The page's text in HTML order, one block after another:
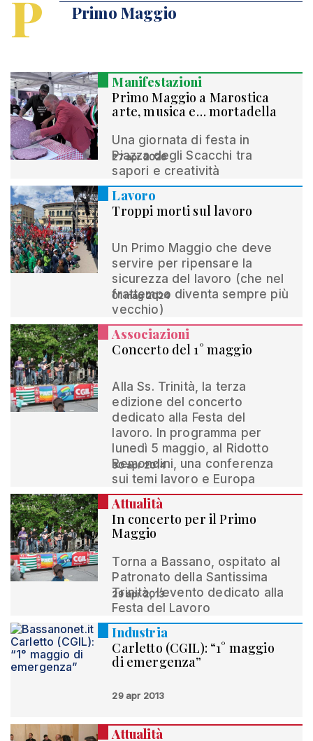
P Primo Maggio
Manifestazioni
Primo Maggio a Marostica
arte, musica e… mortadella
Una giornata di festa in
Piazza degli Scacchi tra
sapori e creatività
27 apr 2026
Lavoro
Troppi morti sul lavoro
Un Primo Maggio che deve
servire per ripensare la
sicurezza del lavoro (che nel
frattempo diventa sempre più
vecchio)
01 mag 2024
Associazioni
Concerto del 1° maggio
Alla Ss. Trinità, la terza
edizione del concerto
dedicato alla Festa del
lavoro. In programma per
lunedì 5 maggio, al Ridotto
Remondini, una conferenza
sui temi lavoro e Europa
30 apr 2014
Attualità
In concerto per il Primo
Maggio
Torna a Bassano, ospitato al
Patronato della Santissima
Trinità, l’evento dedicato alla
Festa del Lavoro
29 apr 2013
Industria
Carletto (CGIL): “1° maggio
di emergenza”
29 apr 2013
Attualità